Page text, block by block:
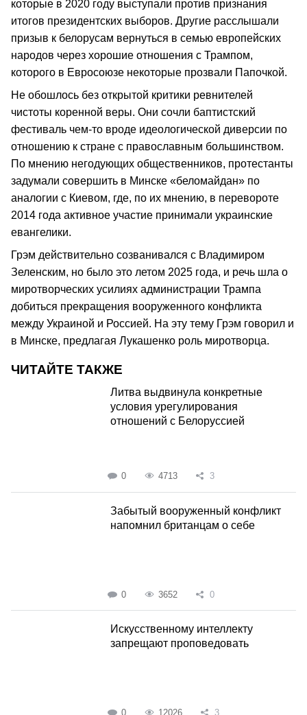
которые в 2020 году выступали против признания
итогов президентских выборов. Другие расслышали
призыв к белорусам вернуться в семью европейских
народов через хорошие отношения с Трампом,
которого в Евросоюзе некоторые прозвали Папочкой.
Не обошлось без открытой критики ревнителей
чистоты коренной веры. Они сочли баптистский
фестиваль чем-то вроде идеологической диверсии по
отношению к стране с православным большинством.
По мнению негодующих общественников, протестанты
задумали совершить в Минске «беломайдан» по
аналогии с Киевом, где, по их мнению, в перевороте
2014 года активное участие принимали украинские
евангелики.
Грэм действительно созванивался с Владимиром
Зеленским, но было это летом 2025 года, и речь шла о
миротворческих усилиях администрации Трампа
добиться прекращения вооруженного конфликта
между Украиной и Россией. На эту тему Грэм говорил и
в Минске, предлагая Лукашенко роль миротворца.
ЧИТАЙТЕ ТАКЖЕ
Литва выдвинула конкретные
условия урегулирования
отношений с Белоруссией
0 4713 3
Забытый вооруженный конфликт
напомнил британцам о себе
0 3652 0
Искусственному интеллекту
запрещают проповедовать
0 12026 3